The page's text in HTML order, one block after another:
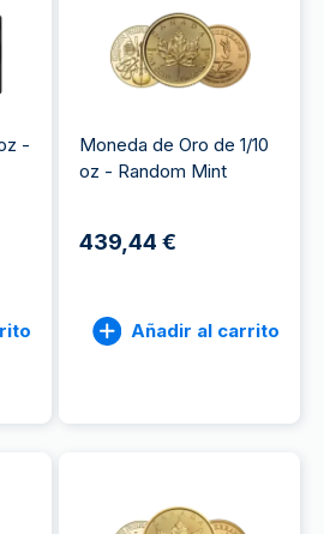
-
Moneda de Oro de 1/10
oz - Random Mint
439,44 €
Añadir al carrito